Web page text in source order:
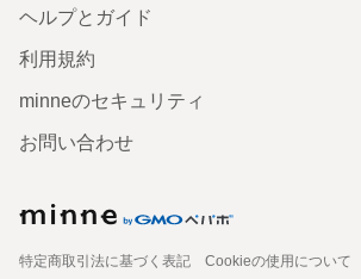
ヘルプとガイド
利用規約
minneのセキュリティ
お問い合わせ
特定商取引法に基づく表記
Cookieの使用について